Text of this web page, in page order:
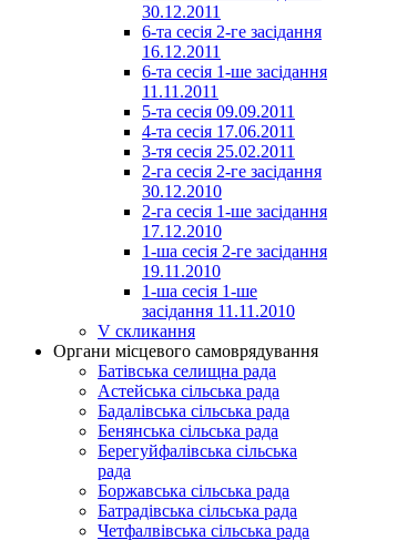
30.12.2011
6-та сесія 2-ге засідання
16.12.2011
6-та сесія 1-ше засідання
11.11.2011
5-та сесія 09.09.2011
4-та сесія 17.06.2011
3-тя сесія 25.02.2011
2-га сесія 2-ге засідання
30.12.2010
2-га сесія 1-ше засідання
17.12.2010
1-ша сесія 2-ге засідання
19.11.2010
1-ша сесія 1-ше
засідання 11.11.2010
V скликання
Органи місцевого самоврядування
Батівська селищна рада
Астейська сільська рада
Бадалівська сільська рада
Бенянська сільська рада
Берегуйфалівська сільська
рада
Боржавська сільська рада
Батрадівська сільська рада
Четфалвівська сільська рада